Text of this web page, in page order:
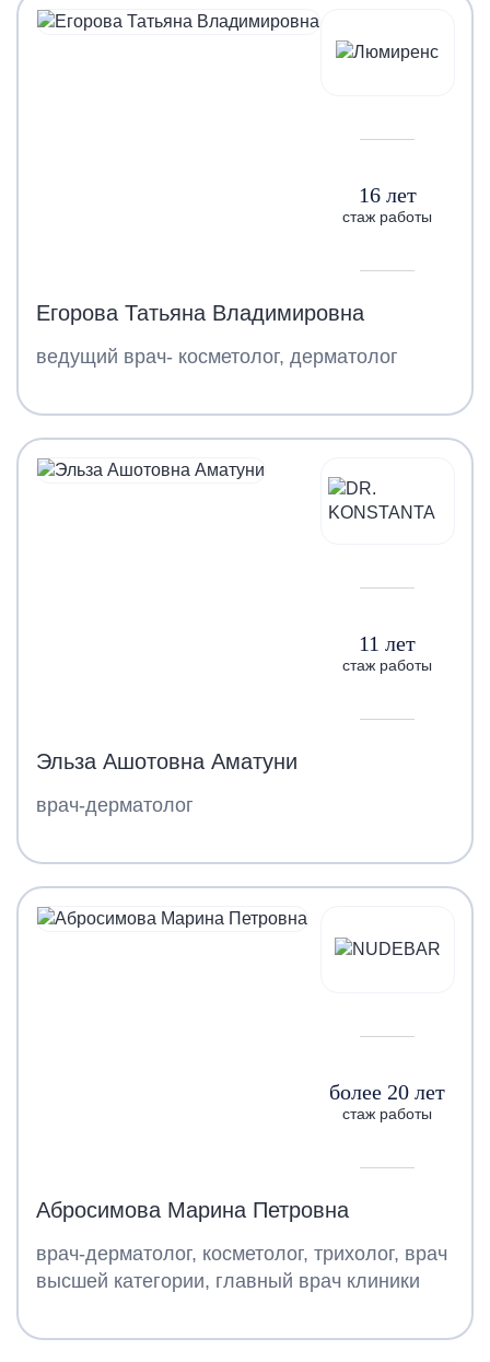
16 лет
стаж работы
Егорова Татьяна Владимировна
ведущий врач- косметолог, дерматолог
11 лет
стаж работы
Эльза Ашотовна Аматуни
врач-дерматолог
более 20 лет
стаж работы
Абросимова Марина Петровна
врач-дерматолог, косметолог, трихолог, врач
высшей категории, главный врач клиники